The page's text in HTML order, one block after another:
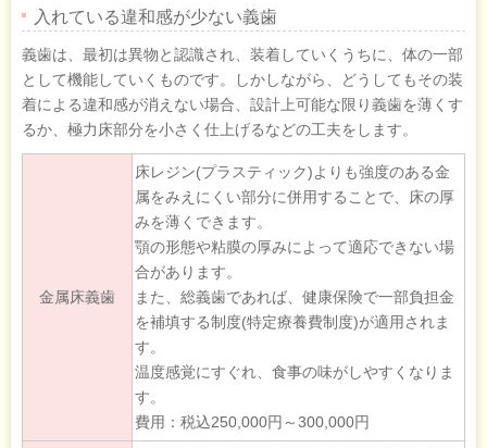
入れている違和感が少ない義歯
義歯は、最初は異物と認識され、装着していくうちに、体の一部
として機能していくものです。しかしながら、どうしてもその装
着による違和感が消えない場合、設計上可能な限り義歯を薄くす
るか、極力床部分を小さく仕上げるなどの工夫をします。
金属床義歯
床レジン(プラスティック)よりも強度のある金
属をみえにくい部分に併用することで、床の厚
みを薄くできます。
顎の形態や粘膜の厚みによって適応できない場
合があります。
また、総義歯であれば、健康保険で一部負担金
を補填する制度(特定療養費制度)が適用されま
す。
温度感覚にすぐれ、食事の味がしやすくなりま
す。
費用：税込250,000円～300,000円